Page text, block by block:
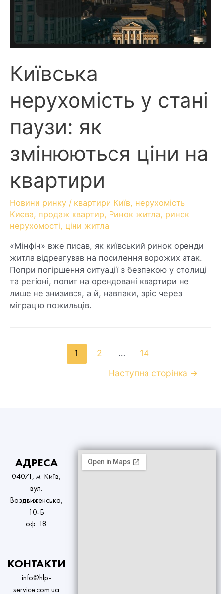
Київська
нерухомість у стані
паузи: як
змінюються ціни на
квартири
Новини ринку / квартири Київ, нерухомість
Києва, продаж квартир, Ринок житла, ринок
нерухомості, ціни житла
«Мінфін» вже писав, як київський ринок оренди
житла відреагував на посилення ворожих атак.
Попри погіршення ситуації з безпекою у столиці
та регіоні, попит на орендовані квартири не
лише не знизився, а й, навпаки, зріс через
міграцію пожильців.
1 2 …
14
Наступна сторінка →
АДРЕСА
04071, м. Київ,
вул.
Воздвиженська,
10-Б
оф. 18
КОНТАКТИ
info@hlp-
service.com.ua